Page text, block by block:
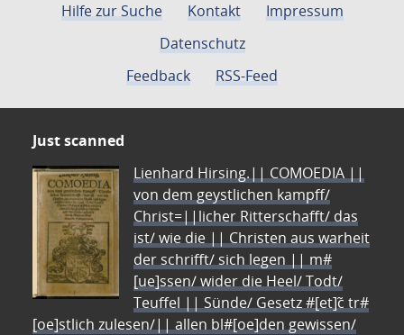
Hilfe zur Suche Kontakt
Impressum
Datenschutz
Feedback
RSS-Feed
Just scanned
Lienhard Hirsing.|| COMOEDIA ||
von dem geystlichen kampff/
Christ=||licher Ritterschafft/ das
ist/ wie die || Christen aus warheit
der schrifft/ sich legen || m#
[ue]ssen/ wider die Heel/ Todt/
Teuffel || Sünde/ Gesetz #[et]c̃ tr#
[oe]stlich zulesen/|| allen bl#[oe]den gewissen/